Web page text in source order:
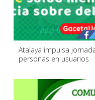
Atalaya impulsa
personas en usuarios